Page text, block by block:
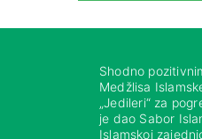
Shodno
Medžlisa
„Jedileri“ za
je dao Sabor
Islamskoj